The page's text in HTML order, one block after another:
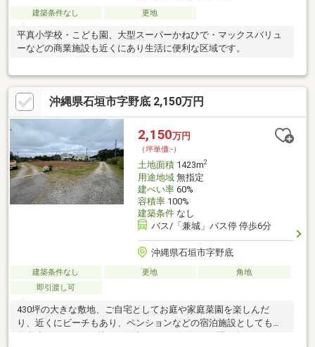
建築条件なし 更地
平真小学校・こども園、大型スーパーかねひで・マックスバリュ
ーなどの商業施設も近くにあり生活に便利な区域です。
沖縄県石垣市字野底 2,150万円
2,150万円
（坪単価:-）
土地面積1423m2
用途地域無指定
建ぺい率60%
容積率100%
建築条件なし
バス/「兼城」バス停 停歩6分
沖縄県石垣市字野底
建築条件なし 更地
角地
即引渡し可
430坪の大きな敷地、ご自宅としてお庭や家庭菜園を楽しんだ
り、近くにビーチもあり、ペンションなどの宿泊施設としても利
用出来そうです。 2筆での販売です。お気軽にお問い合わせくだ